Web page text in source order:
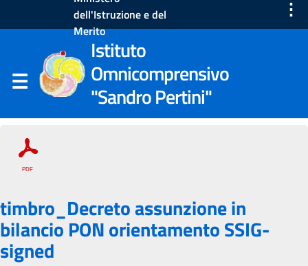
dell'Istruzione e del
Merito
⋮
Istituto
Omnicomprensivo
"Sandro Pertini"
timbro_Decreto assunzione in
bilancio PON orientamento SSIG-
signed